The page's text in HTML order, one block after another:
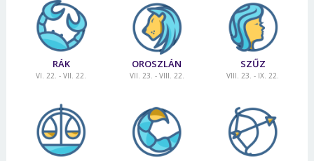
RÁK
VI. 22. - VII. 22.
OROSZLÁN
VII. 23. - VIII. 22.
SZŰZ
VIII. 23. - IX. 22.